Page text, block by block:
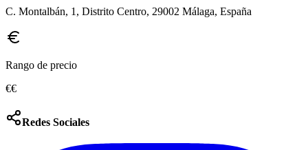
C. Montalbán, 1, Distrito Centro, 29002 Málaga, España
Rango de precio
€€
Redes Sociales